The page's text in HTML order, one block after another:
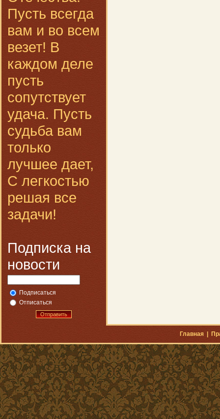
Пусть всегда
вам и во всем
везет! В
каждом деле
пусть
сопутствует
удача. Пусть
судьба вам
только
лучшее дает,
С легкостью
решая все
задачи!
Подписка на
новости
Подписаться
Отписаться
Отправить
Главная|